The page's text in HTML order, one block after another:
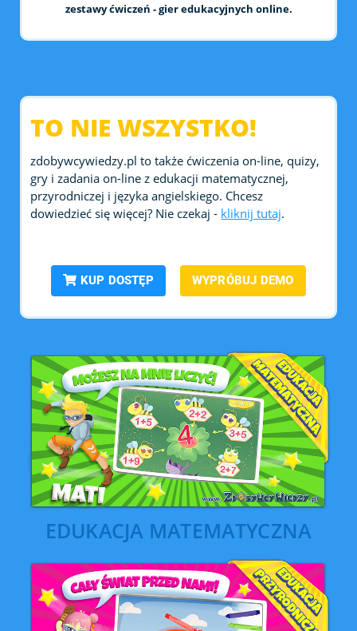
zestawy ćwiczeń - gier edukacyjnych online.
TO NIE WSZYSTKO!
zdobywcywiedzy.pl to także ćwiczenia on-line, quizy,
gry i zadania on-line z edukacji matematycznej,
przyrodniczej i języka angielskiego. Chcesz
dowiedzieć się więcej? Nie czekaj - kliknij tutaj.
KUP DOSTĘP WYPRÓBUJ DEMO
EDUKACJA MATEMATYCZNA